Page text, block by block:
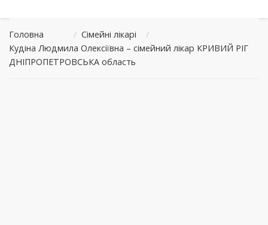
Головна / Сімейні лікарі
/
Кудіна Людмила Олексіївна – сімейний лікар КРИВИЙ РІГ
ДНІПРОПЕТРОВСЬКА область